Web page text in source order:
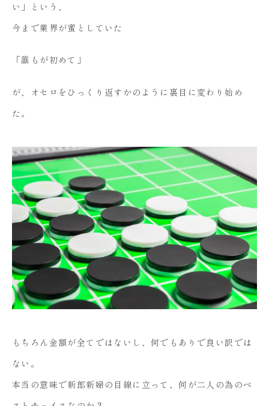
い」という、
今まで業界が蜜としていた
「誰もが初めて」
が、オセロをひっくり返すかのように裏目に変わり始め
た。
もちろん金額が全てではないし、何でもありで良い訳では
ない。
本当の意味で新郎新婦の目線に立って、何が二人の為のベ